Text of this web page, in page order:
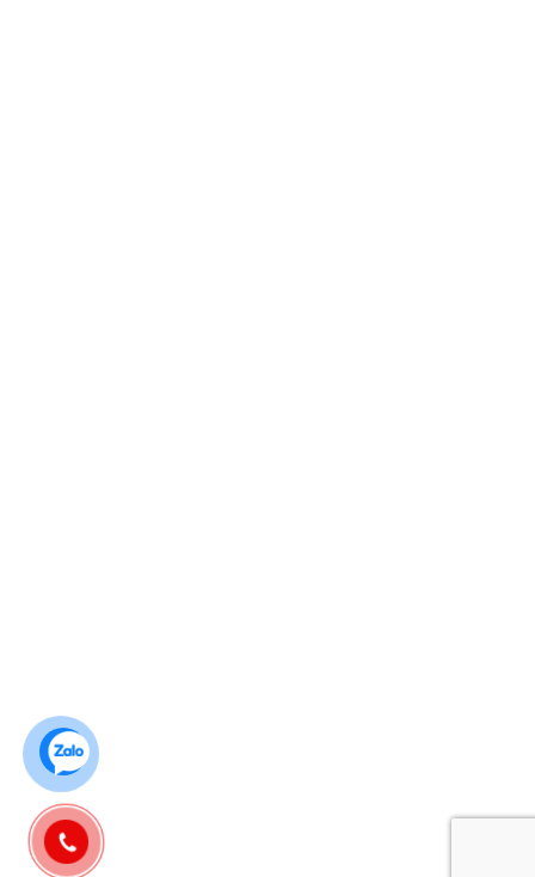
Lượt truy cập
Ghé thăm hôm nay : 111
Tháng này : 2664
Năm này : 64466